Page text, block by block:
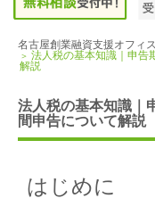
名古屋創業融資支援オフィ
法人税の基本知識｜申告
解説
法人税の基本知識｜
間申告について解説
はじめに